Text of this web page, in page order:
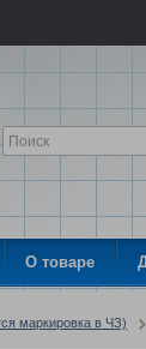
О товаре
маркировка в ЧЗ)